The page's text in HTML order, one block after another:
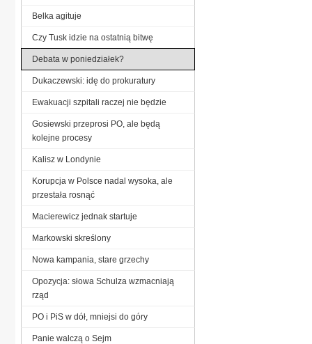
Belka agituje
Czy Tusk idzie na ostatnią bitwę
Debata w poniedziałek?
Dukaczewski: idę do prokuratury
Ewakuacji szpitali raczej nie będzie
Gosiewski przeprosi PO, ale będą
kolejne procesy
Kalisz w Londynie
Korupcja w Polsce nadal wysoka, ale
przestała rosnąć
Macierewicz jednak startuje
Markowski skreślony
Nowa kampania, stare grzechy
Opozycja: słowa Schulza wzmacniają
rząd
PO i PiS w dół, mniejsi do góry
Panie walczą o Sejm